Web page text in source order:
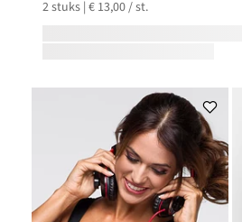
2 stuks | € 13,00 / st.